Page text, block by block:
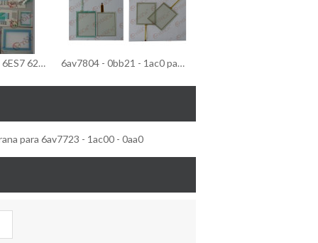
Telclado numérico 6ES7 626-1CG02-0AE3 de la membrana/telclado numérico de la membrana de 6ES7 626-1CG02-0AE3 6av7804 - 0bb21 - 1ac0 pantalla táctil/pantalla táctil para 6av7804 - 0bb21 - 1ac0 pc677 19" táctil
para 6av7723 - 1ac00 - 0aa0